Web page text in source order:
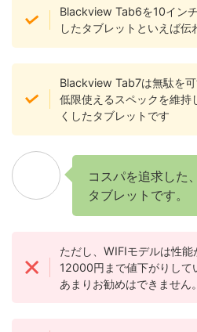
Blackview Tab6を10イン
したタブレットといえば伝
Blackview Tab7は無駄を
低限使えるスペックを維持
くしたタブレットです
コスパを追求した
タブレットです。
ただし、WIFIモデルは性能
12000円まで値下がりして
あまりお勧めはできません。